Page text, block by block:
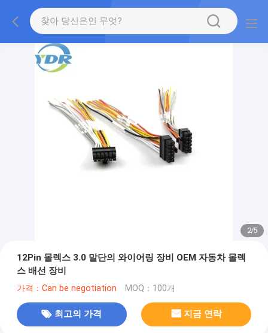
2/5
12Pin 몰렉스 3.0 말단의 와이어링 장비 OEM 자동차 몰렉
스 배선 장비
가격：Can be negotiation MOQ：100개
최고의 가격 지금 연락